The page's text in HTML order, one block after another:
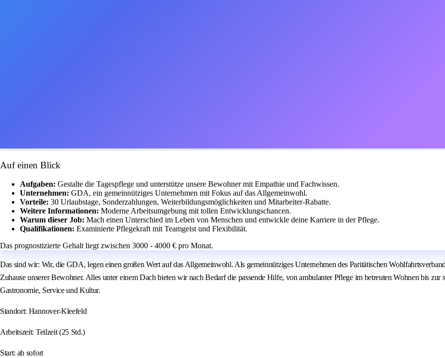
Auf einen Blick
Aufgaben: Gestalte die Tagespflege und unterstütze unsere Bewohner mit Empathie und Fachwissen.
Unternehmen: GDA, ein gemeinnütziges Unternehmen mit Fokus auf das Allgemeinwohl.
Vorteile: 30 Urlaubstage, Sonderzahlungen, Weiterbildungsmöglichkeiten und Mitarbeiter-Rabatte.
Weitere Informationen: Moderne Arbeitsumgebung mit tollen Entwicklungschancen.
Warum dieser Job: Mach einen Unterschied im Leben von Menschen und entwickle deine Karriere in der Pflege.
Qualifikationen: Examinierte Pflegekraft mit Teamgeist und Flexibilität.
Das prognostizierte Gehalt liegt zwischen 3000 - 4000 € pro Monat.
Das sind wir: Wir, die GDA, legen einen großen Wert auf das Allgemeinwohl. Als gemeinnütziges Unternehmen des Paritätischen
Zuhause unserer Bewohner. Alles unter einem Dach bieten wir nach Bedarf die passende Hilfe, von ambulanter Pflege im betreuten Wohnen bis
Gastronomie, Service und Kultur.
Standort: Hannover-Kleefeld
Arbeitszeit: Teilzeit (25 Std.)
Start: ab sofort